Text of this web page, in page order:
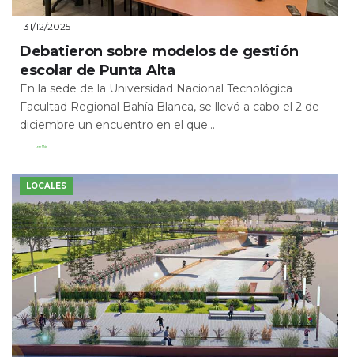
31/12/2025
Debatieron sobre modelos de gestión
escolar de Punta Alta
En la sede de la Universidad Nacional Tecnológica
Facultad Regional Bahía Blanca, se llevó a cabo el 2 de
diciembre un encuentro en el que...
Leer Más
LOCALES